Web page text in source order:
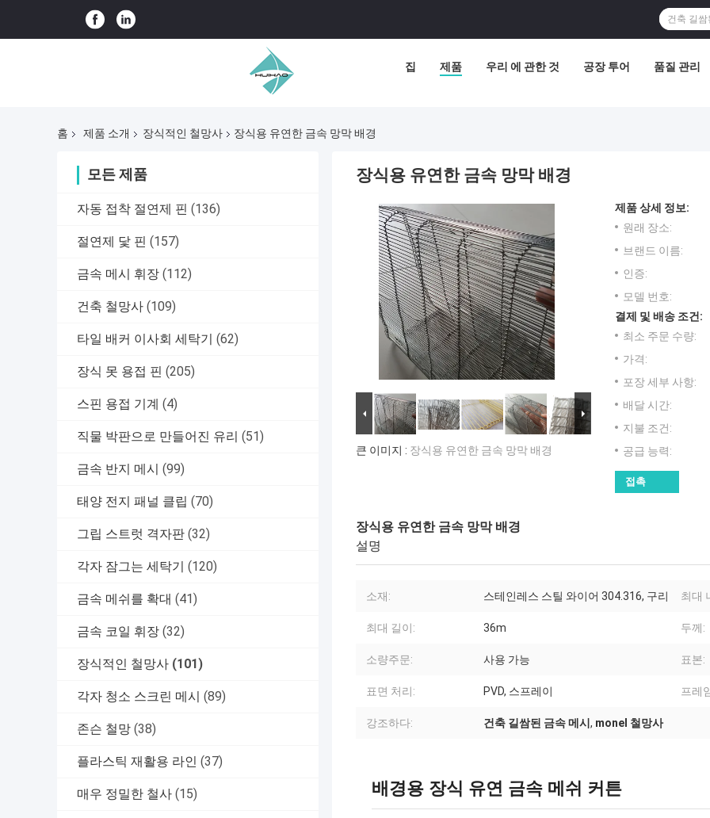
집 제품 우리 에 관한 것 공장 투어 품질 관리
홈 제품 소개 장식적인 철망사 장식용 유연한 금속 망막 배경
모든 제품
자동 접착 절연제 핀 (136)
절연제 닻 핀 (157)
금속 메시 휘장 (112)
건축 철망사 (109)
타일 배커 이사회 세탁기 (62)
장식 못 용접 핀 (205)
스핀 용접 기계 (4)
직물 박판으로 만들어진 유리 (51)
금속 반지 메시 (99)
태양 전지 패널 클립 (70)
그립 스트럿 격자판 (32)
각자 잠그는 세탁기 (120)
금속 메쉬를 확대 (41)
금속 코일 휘장 (32)
장식적인 철망사 (101)
각자 청소 스크린 메시 (89)
존슨 철망 (38)
플라스틱 재활용 라인 (37)
매우 정밀한 철사 (15)
장식용 유연한 금속 망막 배경
큰 이미지 : 장식용 유연한 금속 망막 배경
제품 상세 정보:
원래 장소:
브랜드 이름:
인증:
모델 번호:
결제 및 배송 조건:
최소 주문 수량:
가격:
포장 세부 사항:
배달 시간:
지불 조건:
공급 능력:
접촉
장식용 유연한 금속 망막 배경
설명
소재: 스테인레스 스틸 와이어 304.316, 구리 최대
최대 길이: 36m 두께:
소량주문: 사용 가능 표본:
표면 처리: PVD, 스프레이 프레
강조하다: 건축 길쌈된 금속 메시 , monel 철망사
배경용 장식 유연 금속 메쉬 커튼